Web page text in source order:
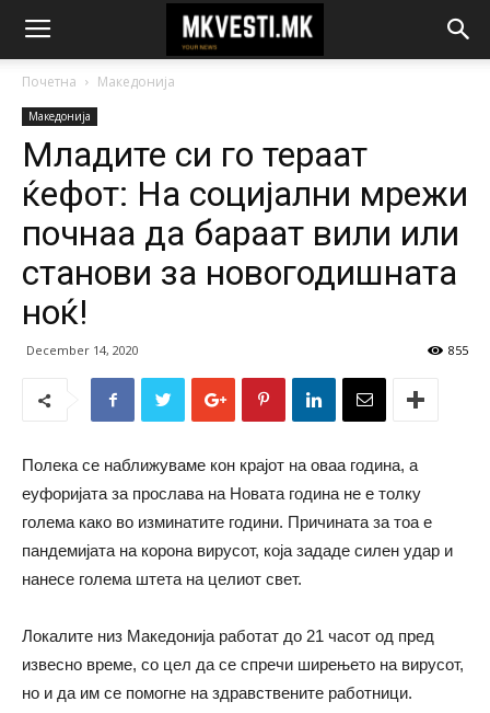
Почетна Македонија
Македонија
Младите си го тераат
ќефот: На социјални мрежи
почнаа да бараат вили или
станови за новогодишната
ноќ!
December 14, 2020 855
Полека се наближуваме кон крајот на оваа година, а
еуфоријата за прослава на Новата година не е толку
голема како во изминатите години. Причината за тоа е
пандемијата на корона вирусот, која зададе силен удар и
нанесе голема штета на целиот свет.
Локалите низ Македонија работат до 21 часот од пред
извесно време, со цел да се спречи ширењето на вирусот,
но и да им се помогне на здравствените работници.